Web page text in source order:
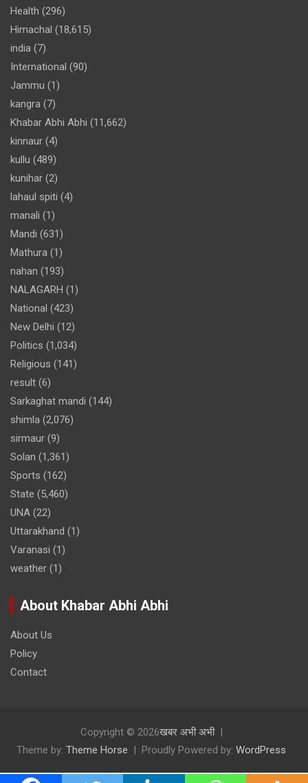
Health (296)
Himachal (18,615)
india (7)
International (90)
Jammu (1)
kangra (7)
Khabar Abhi Abhi (11,662)
kinnaur (4)
kullu (489)
kunihar (2)
lahaul spiti (4)
manali (1)
Mandi (631)
Mathura (1)
nahan (193)
NALAGARH (1)
National (423)
New Delhi (12)
Politics (1,034)
Religious (141)
result (6)
Sarkaghat mandi (144)
shimla (2,076)
sirmaur (9)
Solan (1,361)
Sports (162)
State (5,460)
UNA (22)
Uttarakhand (1)
Varanasi (1)
weather (1)
About Khabar Abhi Abhi
About Us
Policy
Contact
Copyright © 2026खबर अभी अभी
Theme by: Theme Horse Proudly Powered by: WordPress